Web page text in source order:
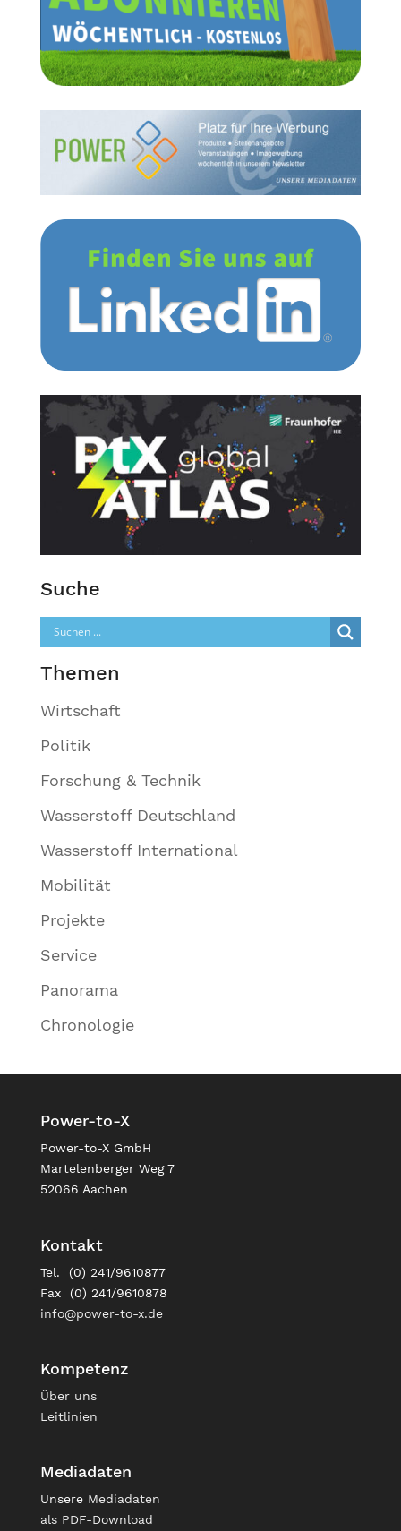
Suche
Themen
Wirtschaft
Politik
Forschung & Technik
Wasserstoff Deutschland
Wasserstoff International
Mobilität
Projekte
Service
Panorama
Chronologie
Power-to-X
Power-to-X GmbH
Martelenberger Weg 7
52066 Aachen
Kontakt
Tel. (0) 241/9610877
Fax (0) 241/9610878
info@power-to-x.de
Kompetenz
Über uns
Leitlinien
Mediadaten
Unsere Mediadaten
als PDF-Download